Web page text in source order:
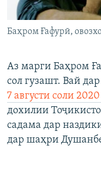
Баҳром Ғафурӣ,
Аз марги Баҳром
сол гузашт. Вай
7 августи соли
дохилии
садама дар
дар шаҳри